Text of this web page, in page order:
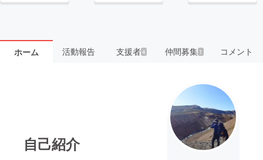
ホーム 活動報告 支援者4 仲間募集 1 コメント
自己紹介